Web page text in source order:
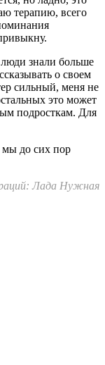
терапию, всего
люди знали больше
о своем
сильный, меня не
это может
подросткам. Для
мы до сих пор
Лада Нужная